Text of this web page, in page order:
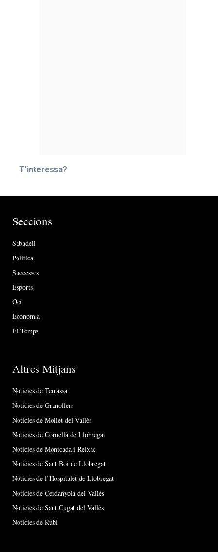
T’interessa?
Seccions
Sabadell
Política
Successos
Esports
Oci
Economia
El Temps
Altres Mitjans
Notícies de Terrassa
Notícies de Granollers
Notícies de Mollet del Vallès
Notícies de Cornellà de Llobregat
Notícies de Montcada i Reixac
Notícies de Sant Boi de Llobregat
Notícies de l’Hospitalet de Llobregat
Notícies de Cerdanyola del Vallès
Notícies de Sant Cugat del Vallès
Notícies de Rubí